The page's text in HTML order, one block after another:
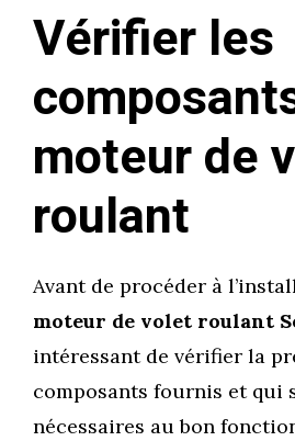
Vérifier les
moteur de
roulant
Avant de procéder à
moteur de volet roulant
intéressant de vérifier la
composants fournis et qui
nécessaires au bon